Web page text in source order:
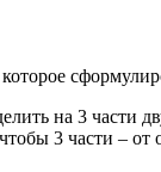
на 3
3 части –